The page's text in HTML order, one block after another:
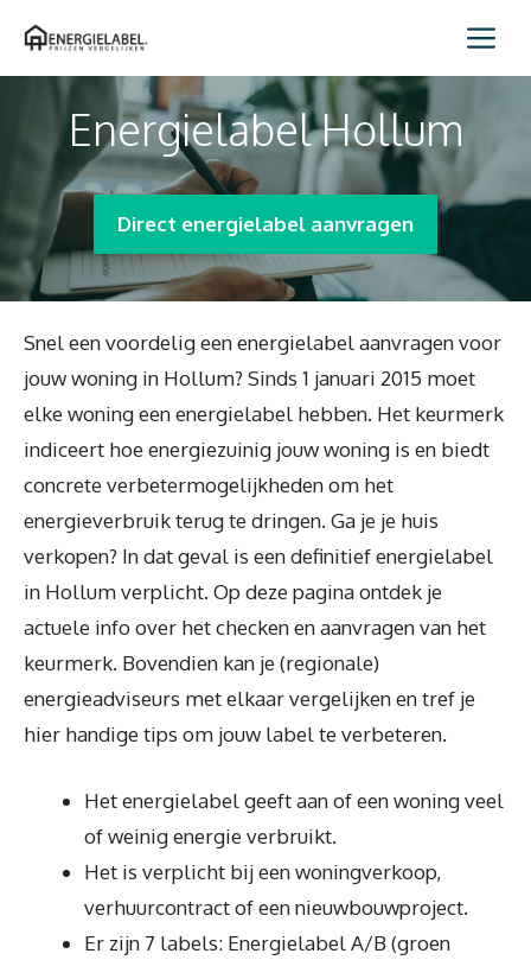
naar
Energielabel Hollum
Direct energielabel aanvragen
Snel een voordelig een energielabel aanvragen voor
jouw woning in Hollum? Sinds 1 januari 2015 moet
elke woning een energielabel hebben. Het keurmerk
indiceert hoe energiezuinig jouw woning is en biedt
concrete verbetermogelijkheden om het
energieverbruik terug te dringen. Ga je je huis
verkopen? In dat geval is een definitief energielabel
in Hollum verplicht. Op deze pagina ontdek je
actuele info over het checken en aanvragen van het
keurmerk. Bovendien kan je (regionale)
energieadviseurs met elkaar vergelijken en tref je
hier handige tips om jouw label te verbeteren.
Het energielabel geeft aan of een woning veel
of weinig energie verbruikt.
Het is verplicht bij een woningverkoop,
verhuurcontract of een nieuwbouwproject.
Er zijn 7 labels: Energielabel A/B (groen